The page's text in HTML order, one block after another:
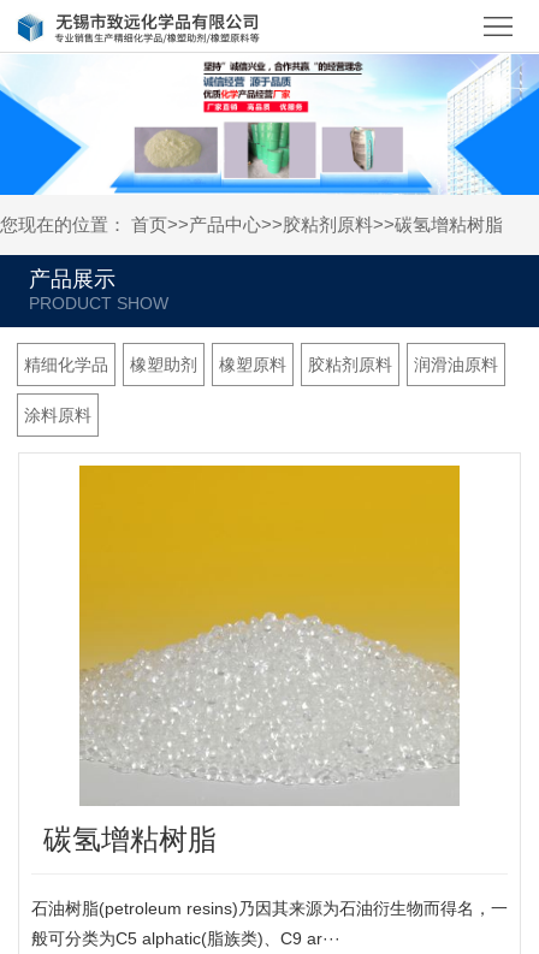
首
页
关
我
品
新
您现在的位置： 首页>>产品中心>>胶粘剂原料>>碳氢增粘树脂
产品展示
精细化学品 橡塑助剂 橡塑原料 胶粘剂原料 润滑油原料
涂料原料
碳氢增粘树脂
石油树脂(petroleum resins)乃因其来源为石油衍生物而得名，一
般可分类为C5 alphatic(脂族类)、C9 ar···